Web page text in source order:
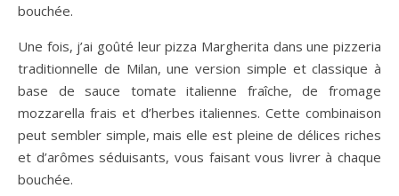
bouchée.
Une fois, j’ai goûté leur pizza Margherita dans une pizzeria
traditionnelle de Milan, une version simple et classique à
base de sauce tomate italienne fraîche, de fromage
mozzarella frais et d’herbes italiennes. Cette combinaison
peut sembler simple, mais elle est pleine de délices riches
et d’arômes séduisants, vous faisant vous livrer à chaque
bouchée.